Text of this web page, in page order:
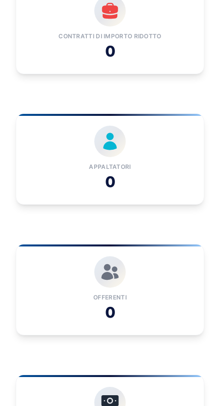
CONTRATTI DI IMPORTO RIDOTTO
0
APPALTATORI
0
OFFERENTI
0